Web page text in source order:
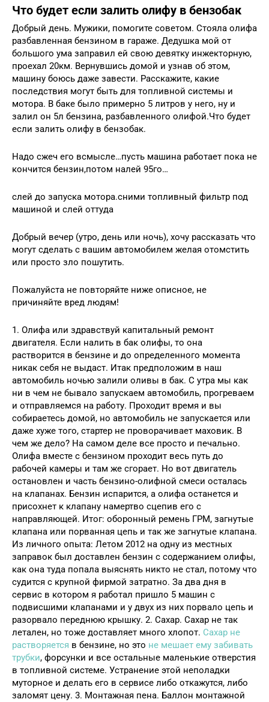
Что будет если залить олифу в бензобак
Добрый день. Мужики, помогите советом. Стояла олифа
разбавленная бензином в гараже. Дедушка мой от
большого ума заправил ей свою девятку инжекторную,
проехал 20км. Вернувшись домой и узнав об этом,
машину боюсь даже завести. Расскажите, какие
последствия могут быть для топливной системы и
мотора. В баке было примерно 5 литров у него, ну и
залил он 5л бензина, разбавленного олифой.Что будет
если залить олифу в бензобак.
Надо сжеч его всмысле…пусть машина работает пока не
кончится бензин,потом налей 95го…
слей до запуска мотора.сними топливный фильтр под
машиной и слей оттуда
Добрый вечер (утро, день или ночь), хочу рассказать что
могут сделать с вашим автомобилем желая отомстить
или просто зло пошутить.
Пожалуйста не повторяйте ниже описное, не
причиняйте вред людям!
1. Олифа или здравствуй капитальный ремонт
двигателя. Если налить в бак олифы, то она
растворится в бензине и до определенного момента
никак себя не выдаст. Итак предположим в наш
автомобиль ночью залили оливы в бак. С утра мы как
ни в чем не бывало запускаем автомобиль, прогреваем
и отправляемся на работу. Проходит время и вы
собираетесь домой, но автомобиль не запускается или
даже хуже того, стартер не проворачивает маховик. В
чем же дело? На самом деле все просто и печально.
Олифа вместе с бензином проходит весь путь до
рабочей камеры и там же сгорает. Но вот двигатель
остановлен и часть бензино-олифной смеси осталась
на клапанах. Бензин испарится, а олифа останется и
присохнет к клапану намертво сцепив его с
направляющей. Итог: оборонный ремень ГРМ, загнутые
клапана или порванная цепь и так же загнутые клапана.
Из личного опыта: Летом 2012 на одну из местных
заправок был доставлен бензин с содержанием олифы,
как она туда попала выяснять никто не стал, потому что
судится с крупной фирмой затратно. За два дня в
сервис в котором я работал пришло 5 машин с
подвисшими клапанами и у двух из них порвало цепь и
разорвало переднюю крышку. 2. Сахар. Сахар не так
летален, но тоже доставляет много хлопот. Сахар не
растворяется в бензине, но это не мешает ему забивать
трубки, форсунки и все остальные маленькие отверстия
в топливной системе. Устранение этой неполадки
муторное и делать его в сервисе либо откажутся, либо
заломят цену. 3. Монтажная пена. Баллон монтажной